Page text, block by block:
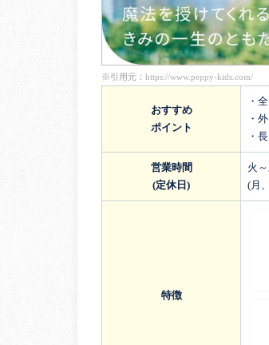
※引用元： https://www.peppy-kids.com/
おすすめ
ポイント
・
・
・
営業時間
(定休日)
火
(月
特徴